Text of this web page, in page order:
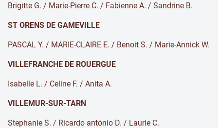
Brigitte G. / Marie-Pierre C. / Fabienne A. / Sandrine B.
ST ORENS DE GAMEVILLE
PASCAL Y. / MARIE-CLAIRE E. / Benoit S. / Marie-Annick W.
VILLEFRANCHE DE ROUERGUE
Isabelle L. / Celine F. / Anita A.
VILLEMUR-SUR-TARN
Stephanie S. / Ricardo antónio D. / Laurie C.